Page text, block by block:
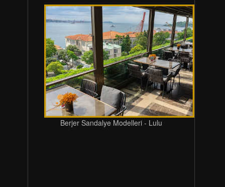
Berjer Sandalye Modelleri - Lulu